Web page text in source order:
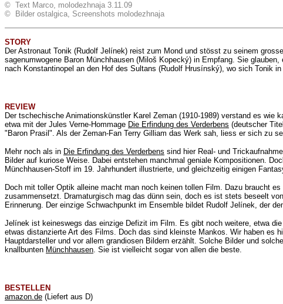
© Text Marco, molodezhnaja 3.11.09
© Bilder ostalgica, Screenshots molodezhnaja
STORY
Der Astronaut Tonik (Rudolf Jelínek) reist zum Mond und stösst zu seinem
sagenumwogene Baron Münchhausen (Miloš Kopecký) in Empfang. Sie
nach Konstantinopel an den Hof des Sultans (Rudolf Hrusínský), wo sich Tonik
REVIEW
Der tschechische Animationskünstler Karel Zeman (1910-1989) verstand es wie
etwa mit der Jules Verne-Hommage Die Erfindung des Verderbens (deutscher
"Baron Prasil". Als der Zeman-Fan Terry Gilliam das Werk sah, liess er sich zu
Mehr noch als in Die Erfindung des Verderbens sind hier Real- und
Bilder auf kuriose Weise. Dabei entstehen manchmal geniale Kompositionen.
Münchhausen-Stoff im 19. Jahrhundert illustrierte, und gleichzeitig einigen
Doch mit toller Optik alleine macht man noch keinen tollen Film. Dazu braucht
zusammensetzt. Dramaturgisch mag das dünn sein, doch es ist stets beseelt
Erinnerung. Der einzige Schwachpunkt im Ensemble bildet Rudolf Jelínek, der
Jelínek ist keineswegs das einzige Defizit im Film. Es gibt noch weitere, etwa
etwas distanzierte Art des Films. Doch das sind kleinste Mankos. Wir haben es
Hauptdarsteller und vor allem grandiosen Bildern erzählt. Solche Bilder und
knallbunten Münchhausen. Sie ist vielleicht sogar von allen die beste.
BESTELLEN
amazon.de (Liefert aus D)